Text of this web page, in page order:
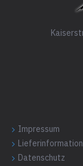
Impressum
Datenschutz